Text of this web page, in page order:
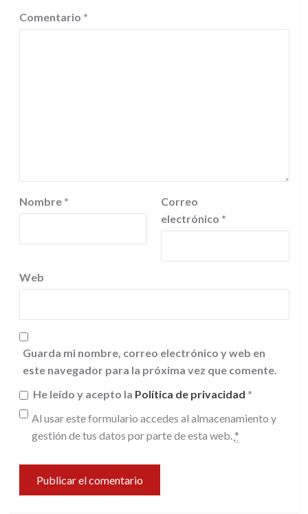
Comentario *
Nombre *
Correo
electrónico *
Web
Guarda mi nombre, correo electrónico y web en
este navegador para la próxima vez que comente.
He leído y acepto la Política de privacidad *
Al usar este formulario accedes al almacenamiento y
gestión de tus datos por parte de esta web. *